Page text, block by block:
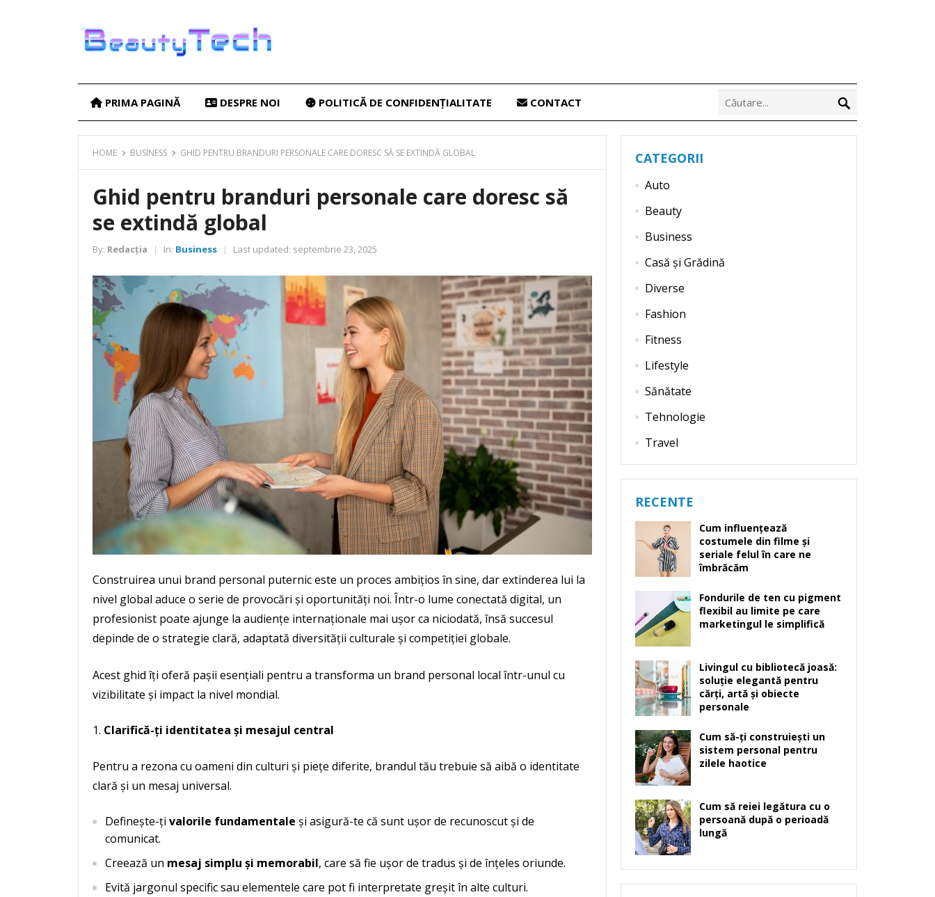
PRIMA PAGINĂ DESPRE NOI POLITICĂ DE CONFIDENȚIALITATE CONTACT
HOME BUSINESS GHID PENTRU BRANDURI PERSONALE CARE DORESC SĂ SE EXTINDĂ GLOBAL
Ghid pentru branduri personale care doresc să
se extindă global
By: Redacția | In: Business | Last updated: septembrie 23, 2025
Construirea unui brand personal puternic este un proces ambițios în sine, dar extinderea lui la
nivel global aduce o serie de provocări și oportunități noi. Într-o lume conectată digital, un
profesionist poate ajunge la audiențe internaționale mai ușor ca niciodată, însă succesul
depinde de o strategie clară, adaptată diversității culturale și competiției globale.
Acest ghid îți oferă pașii esențiali pentru a transforma un brand personal local într-unul cu
vizibilitate și impact la nivel mondial.
Clarifică-ți identitatea și mesajul central
Pentru a rezona cu oameni din culturi și piețe diferite, brandul tău trebuie să aibă o identitate
clară și un mesaj universal.
Definește-ți valorile fundamentale și asigură-te că sunt ușor de recunoscut și de
comunicat.
Creează un mesaj simplu și memorabil, care să fie ușor de tradus și de înțeles oriunde.
Evită jargonul specific sau elementele care pot fi interpretate greșit în alte culturi.
CATEGORII
Auto
Beauty
Business
Casă și Grădină
Diverse
Fashion
Fitness
Lifestyle
Sănătate
Tehnologie
Travel
RECENTE
Cum influențează
costumele din filme și
seriale felul în care ne
îmbrăcăm
Fondurile de ten cu pigment
flexibil au limite pe care
marketingul le simplifică
Livingul cu bibliotecă joasă:
soluție elegantă pentru
cărți, artă și obiecte
personale
Cum să-ți construiești un
sistem personal pentru
zilele haotice
Cum să reiei legătura cu o
persoană după o perioadă
lungă